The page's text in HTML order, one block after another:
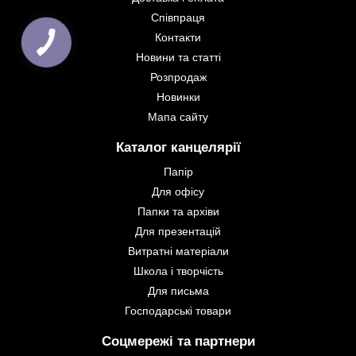
Співпраця
Контакти
Новини та статті
Розпродаж
Новинки
Мапа сайту
Каталог канцелярії
Папір
Для офісу
Папки та архіви
Для презентацій
Витратні матеріали
Школа і творчість
Для письма
Господарські товари
Соцмережі та партнери